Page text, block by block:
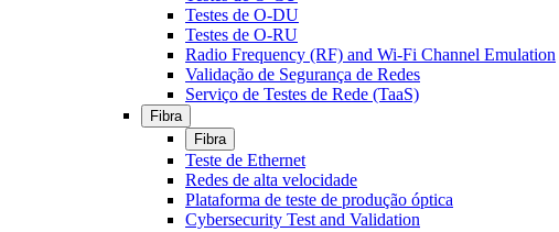
Testes de O-DU
Testes de O-RU
Radio Frequency (RF) and Wi-Fi Channel Emulation
Validação de Segurança de Redes
Serviço de Testes de Rede (TaaS)
Fibra
Fibra
Teste de Ethernet
Redes de alta velocidade
Plataforma de teste de produção óptica
Cybersecurity Test and Validation